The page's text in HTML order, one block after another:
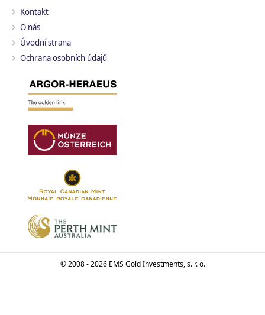
Kontakt
O nás
Úvodní strana
Ochrana osobních údajů
© 2008 - 2026 EMS Gold Investments, s. r. o.